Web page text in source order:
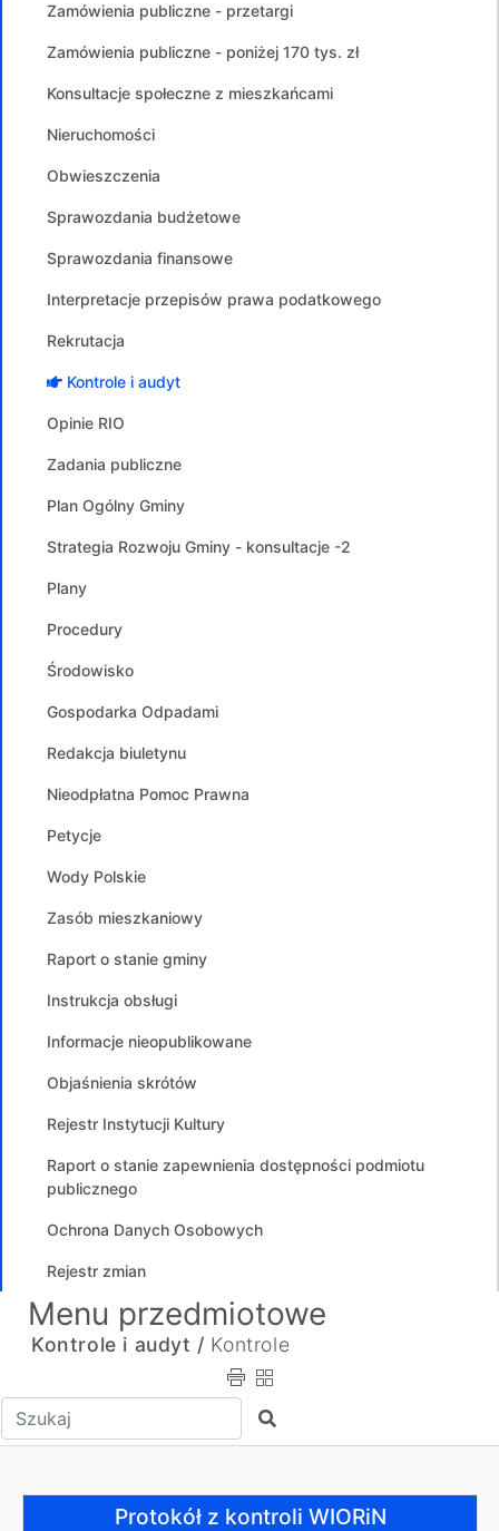
Zamówienia publiczne - przetargi
Zamówienia publiczne - poniżej 170 tys. zł
Konsultacje społeczne z mieszkańcami
Nieruchomości
Obwieszczenia
Sprawozdania budżetowe
Sprawozdania finansowe
Interpretacje przepisów prawa podatkowego
Rekrutacja
Kontrole i audyt
Opinie RIO
Zadania publiczne
Plan Ogólny Gminy
Strategia Rozwoju Gminy - konsultacje -2
Plany
Procedury
Środowisko
Gospodarka Odpadami
Redakcja biuletynu
Nieodpłatna Pomoc Prawna
Petycje
Wody Polskie
Zasób mieszkaniowy
Raport o stanie gminy
Instrukcja obsługi
Informacje nieopublikowane
Objaśnienia skrótów
Rejestr Instytucji Kultury
Raport o stanie zapewnienia dostępności podmiotu
publicznego
Ochrona Danych Osobowych
Rejestr zmian
Menu przedmiotowe
Kontrole i audyt / Kontrole
Wpisz tekst do wyszukania Szukaj
Protokół z kontroli WIORiN
Protokół z kontroli WIORiN